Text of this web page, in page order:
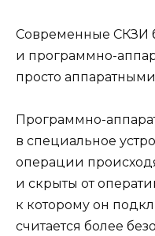
Современные СКЗИ
и программно-
просто
Программно-
в специальное
операции
и скрыты от
к которому он
считается более